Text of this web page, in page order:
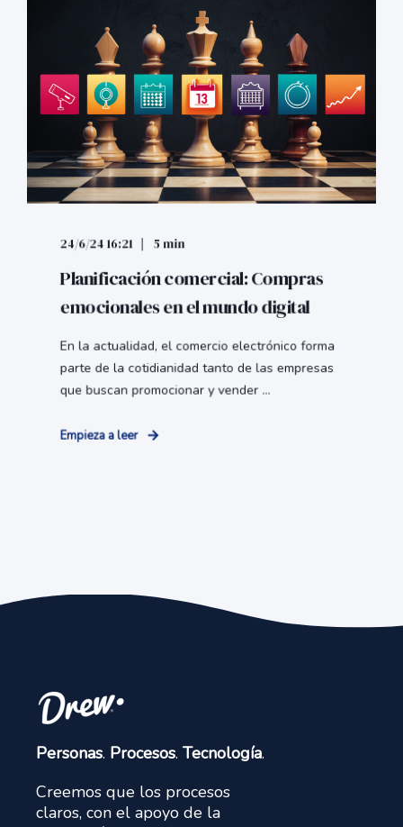
24/6/24 16:21 5 min
Planificación comercial: Compras
emocionales en el mundo digital
En la actualidad, el comercio electrónico forma
parte de la cotidianidad tanto de las empresas
que buscan promocionar y vender ...
Empieza a leer
Personas. Procesos. Tecnología.
Creemos que los procesos
claros, con el apoyo de la